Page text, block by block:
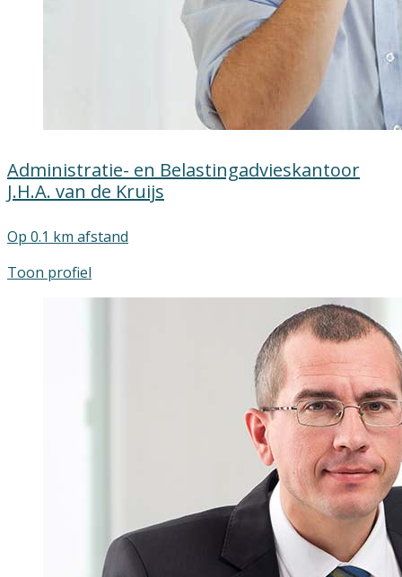
Administratie- en Belastingadvieskantoor
J.H.A. van de Kruijs
Op 0.1 km afstand
Toon profiel